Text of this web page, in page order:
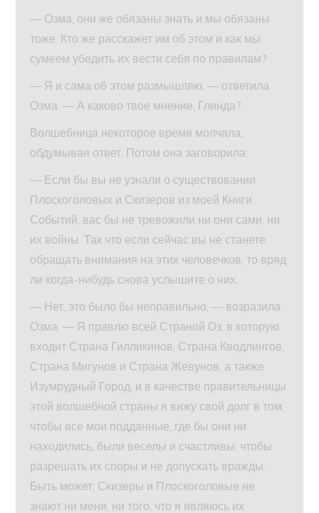
— Озма, они же обязаны знать и мы обязаны
тоже. Кто же расскажет им об этом и как мы
сумеем убедить их вести себя по правилам?
— Я и сама об этом размышляю, — ответила
Озма. — А каково твое мнение, Глинда?
Волшебница некоторое время молчала,
обдумывая ответ. Потом она заговорила:
— Если бы вы не узнали о существовании
Плоскоголовых и Скизеров из моей Книги
Событий, вас бы не тревожили ни они сами, ни
их войны. Так что если сейчас вы не станете
обращать внимания на этих человечков, то вряд
ли когда-нибудь снова услышите о них.
— Нет, это было бы неправильно, — возразила
Озма. — Я правлю всей Страной Оз, в которую
входит Страна Гилликинов, Страна Кводлингов,
Страна Мигунов и Страна Жевунов, а также
Изумрудный Город, и в качестве правительницы
этой волшебной страны я вижу свой долг в том,
чтобы все мои подданные, где бы они ни
находились, были веселы и счастливы, чтобы
разрешать их споры и не допускать вражды.
Быть может, Скизеры и Плоскоголовые не
знают ни меня, ни того, что я являюсь их